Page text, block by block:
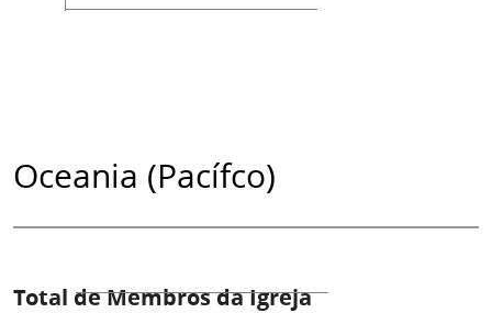
Oceania (Pacífco)
Total de Membros da Igreja